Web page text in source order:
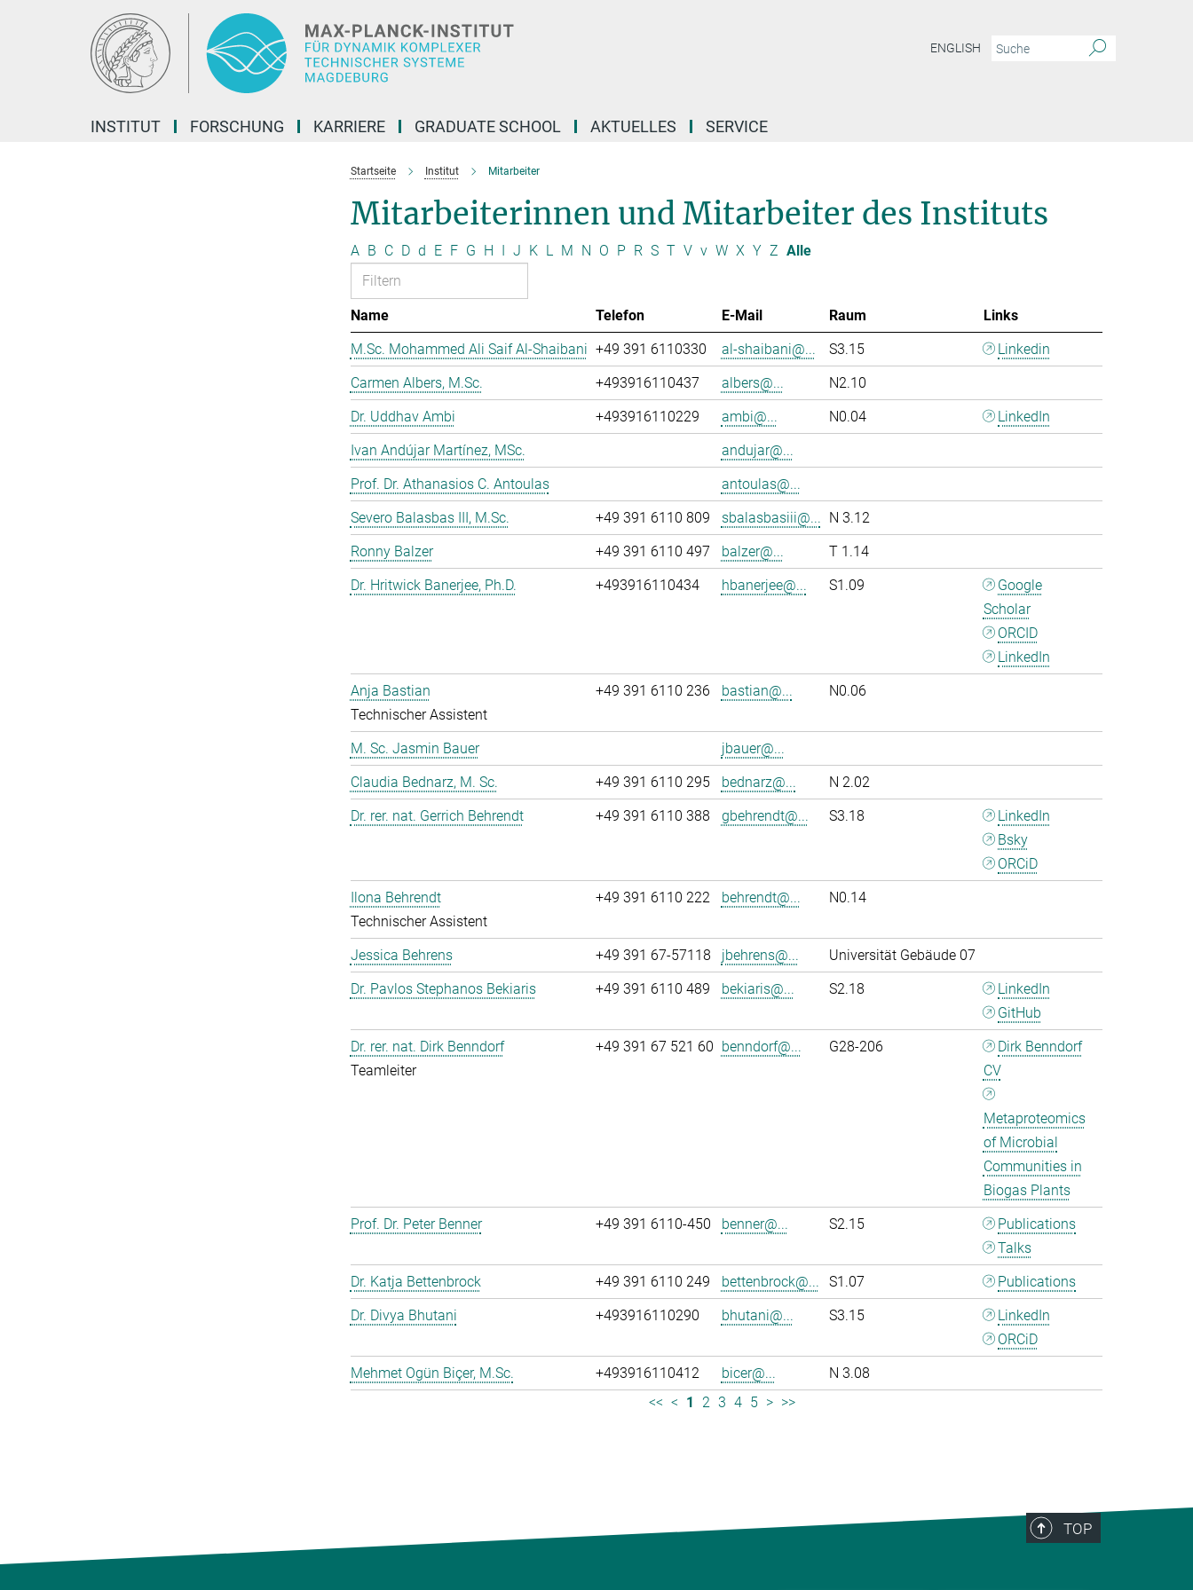
ENGLISH
INSTITUT FORSCHUNG KARRIERE GRADUATE SCHOOL AKTUELLES SERVICE
Startseite Institut Mitarbeiter
Mitarbeiterinnen und Mitarbeiter des Instituts
A B C D d E F G H I J K L M N O P R S T V v W X Y Z Alle
Name Telefon E-Mail Raum
Links
M.Sc. Mohammed Ali Saif Al-Shaibani +49 391 6110330 al-shaibani@... S3.15
Linkedin
Carmen Albers, M.Sc.
+493916110437 albers@...
N2.10
Dr. Uddhav Ambi
+493916110229 ambi@... N0.04
LinkedIn
Ivan Andújar Martínez, MSc.
andujar@...
Prof. Dr. Athanasios C. Antoulas
antoulas@...
Severo Balasbas III, M.Sc.
+49 391 6110 809 sbalasbasiii@... N 3.12
Ronny Balzer
+49 391 6110 497 balzer@...
T 1.14
Dr. Hritwick Banerjee, Ph.D.
+493916110434 hbanerjee@... S1.09
Google
Scholar
ORCID
LinkedIn
Anja Bastian
Technischer Assistent
+49 391 6110 236 bastian@... N0.06
M. Sc. Jasmin Bauer
jbauer@...
Claudia Bednarz, M. Sc.
+49 391 6110 295 bednarz@...
N 2.02
Dr. rer. nat. Gerrich Behrendt
+49 391 6110 388 gbehrendt@... S3.18
LinkedIn
Bsky
ORCiD
Ilona Behrendt
Technischer Assistent
+49 391 6110 222 behrendt@... N0.14
Jessica Behrens +49 391 67-57118 jbehrens@...
Universität Gebäude 07
Dr. Pavlos Stephanos Bekiaris
+49 391 6110 489 bekiaris@... S2.18
LinkedIn
GitHub
Dr. rer. nat. Dirk Benndorf
Teamleiter
+49 391 67 521 60 benndorf@... G28-206
Dirk Benndorf
CV
Metaproteomics
of Microbial
Communities in
Biogas Plants
Prof. Dr. Peter Benner
+49 391 6110-450 benner@... S2.15
Publications
Talks
Dr. Katja Bettenbrock
+49 391 6110 249 bettenbrock@... S1.07
Publications
Dr. Divya Bhutani
+493916110290 bhutani@... S3.15
LinkedIn
ORCiD
Mehmet Ogün Biçer, M.Sc.
+493916110412 bicer@...
N 3.08
<< < 1 2 3 4 5 > >>
TOP